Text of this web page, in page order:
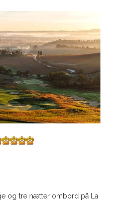
og tre nætter ombord på La